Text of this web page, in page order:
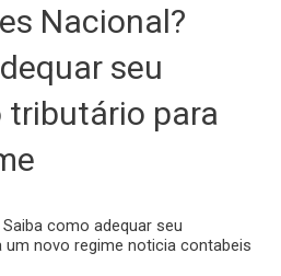
Nacional?
seu
para